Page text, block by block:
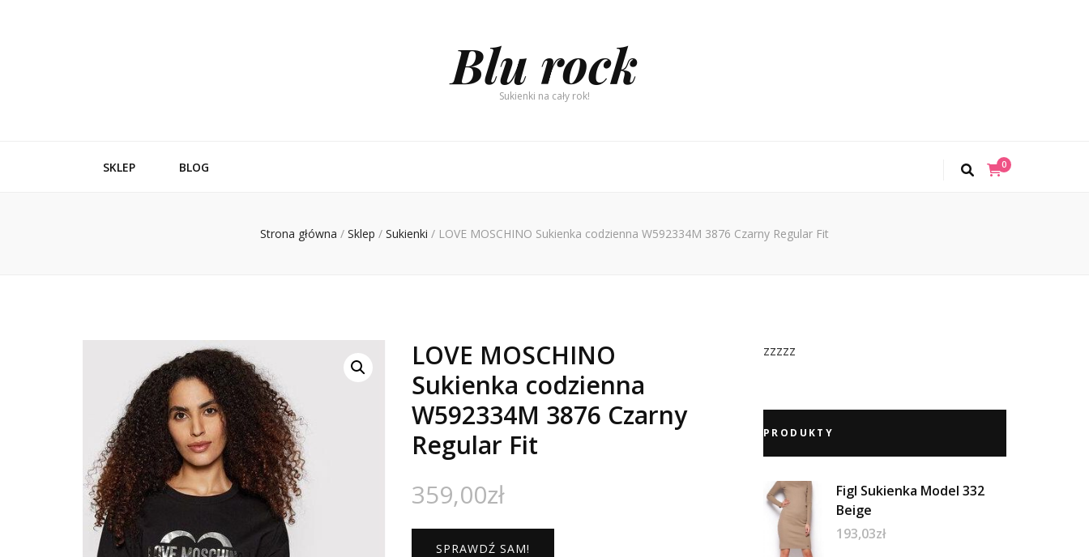
Blu rock
Sukienki na cały rok!
SKLEP BLOG 0
Strona główna / Sklep / Sukienki / LOVE MOSCHINO Sukienka codzienna W592334M 3876 Czarny Regular Fit
LOVE MOSCHINO
Sukienka codzienna
W592334M 3876 Czarny
Regular Fit
359,00zł
SPRAWDŹ SAM!
zzzzz
PRODUKTY
Figl Sukienka Model 332
Beige
193,03zł